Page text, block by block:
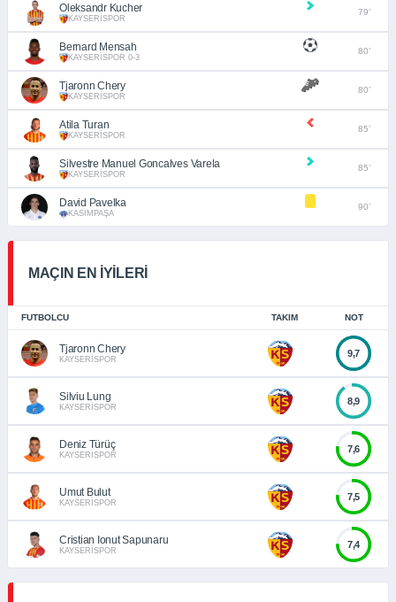
Oleksandr Kucher
KAYSERİSPOR
79’
Bernard Mensah
KAYSERİSPOR 0-3
80’
Tjaronn Chery
KAYSERİSPOR
80’
Atila Turan
KAYSERİSPOR
85’
Silvestre Manuel Goncalves Varela
KAYSERİSPOR
85’
David Pavelka
KASIMPAŞA
90’
MAÇIN EN İYİLERİ
FUTBOLCU TAKIM NOT
Tjaronn Chery
KAYSERİSPOR
9,7
Silviu Lung
KAYSERİSPOR
8,9
Deniz Türüç
KAYSERİSPOR
7,6
Umut Bulut
KAYSERİSPOR
7,5
Cristian Ionut Sapunaru
KAYSERİSPOR
7,4